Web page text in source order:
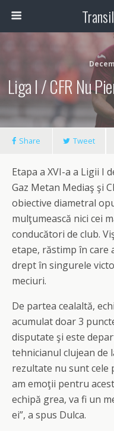
Liga I / CFR Nu
Share Tweet
Etapa a XVI-a a Ligii I
Gaz Metan Mediaş şi
obiective diametral
mulţumească nici cei
conducători de club.
etape, răstimp în care
drept în singurele
meciuri.
De partea cealaltă,
acumulat doar 3
disputate şi este
tehnicianul clujean de
rezultate nu sunt cele
am emoţii pentru
echipă grea, va fi un
ei”, a spus Dulca.